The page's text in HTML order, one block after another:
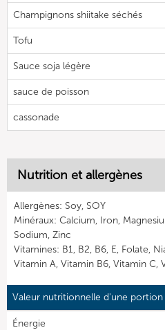
Champignons shiitake séchés
Tofu
Sauce soja légère
sauce de poisson
cassonade
Nutrition et allergènes
Allergènes: Soy, SOY
Minéraux: Calcium, Iron,
Sodium, Zinc
Vitamines: B1, B2, B6, E, Folate,
Vitamin A, Vitamin B6, Vitamin C,
Valeur nutritionnelle d'une portion
Énergie